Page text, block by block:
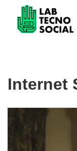
Saltar
Internet